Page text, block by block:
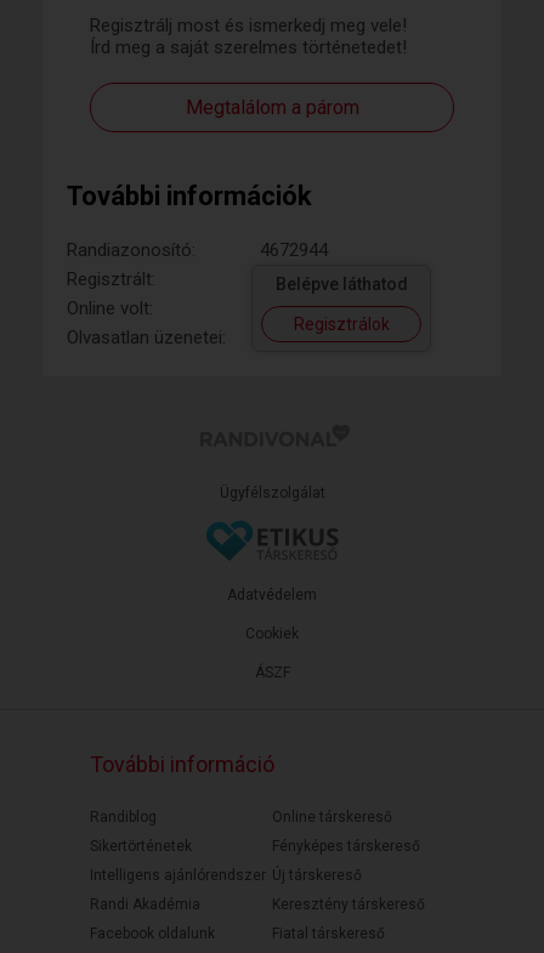
Regisztrálj most és ismerkedj meg vele!
Írd meg a saját szerelmes történetedet!
Megtalálom a párom
További információk
Randiazonosító:
4672944
Regisztrált:
Online volt:
Olvasatlan üzenetei:
Belépve láthatod
Regisztrálok
Ügyfélszolgálat
ÁSZF
Adatvédelem
Cookiek
További információ
Randiblog
Sikertörténetek
Intelligens ajánlórendszer
Randi Akadémia
Facebook oldalunk
Online társkereső
Fényképes társkereső
Új társkereső
Keresztény társkereső
Fiatal társkereső